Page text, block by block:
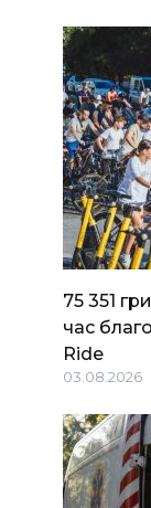
75 351
час
Ride
03.08.2026